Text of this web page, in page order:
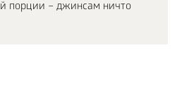
порции – джинсам ничто